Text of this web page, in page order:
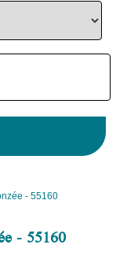
- 55160
- 55160